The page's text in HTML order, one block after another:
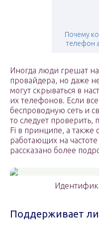
Почему
телефон
Иногда люди грешат
провайдера, но даже
могут скрываться в
их телефонов. Если
беспроводную сеть и
то следует
Fi в принципе, а также
работающих на
рассказано более
Поддерживает